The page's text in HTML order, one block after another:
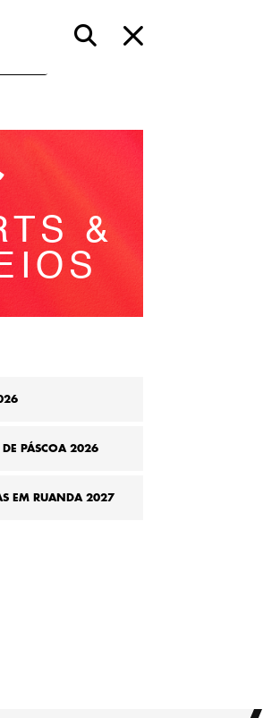
&
DE PÁSCOA 2026
EM RUANDA 2027